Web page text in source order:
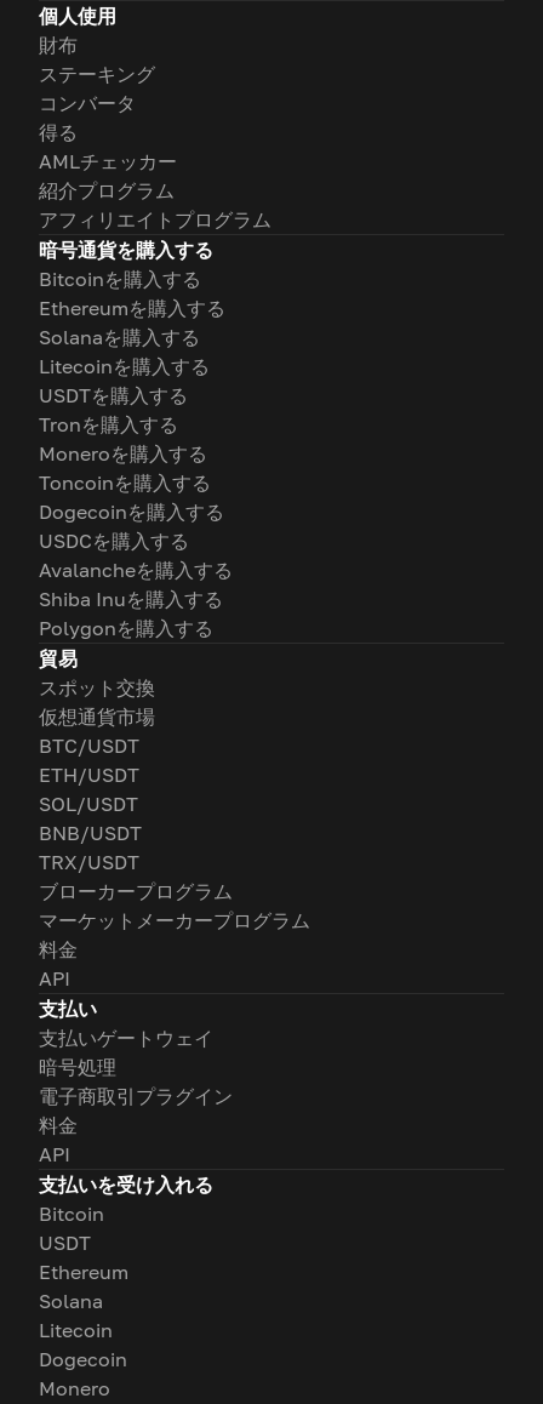
個人使用
財布
ステーキング
コンバータ
得る
AMLチェッカー
紹介プログラム
アフィリエイトプログラム
暗号通貨を購入する
Bitcoinを購入する
Ethereumを購入する
Solanaを購入する
Litecoinを購入する
USDTを購入する
Tronを購入する
Moneroを購入する
Toncoinを購入する
Dogecoinを購入する
USDCを購入する
Avalancheを購入する
Shiba Inuを購入する
Polygonを購入する
貿易
スポット交換
仮想通貨市場
BTC/USDT
ETH/USDT
SOL/USDT
BNB/USDT
TRX/USDT
ブローカープログラム
マーケットメーカープログラム
料金
API
支払い
支払いゲートウェイ
暗号処理
電子商取引プラグイン
料金
API
支払いを受け入れる
Bitcoin
USDT
Ethereum
Solana
Litecoin
Dogecoin
Monero